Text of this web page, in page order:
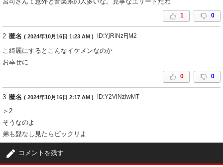
1 0
2 匿名 ( 2024年10月16日 1:23 AM ) ID:YjRlNzFjM2
こ綺麗にするとこんなイケメンなのか
お幸せに
0 0
3 匿名 ( 2024年10月16日 2:17 AM ) ID:Y2ViNzIwMT
＞2
そうなのよ
弟も髭なし見たらビックリよ
コメントを残す